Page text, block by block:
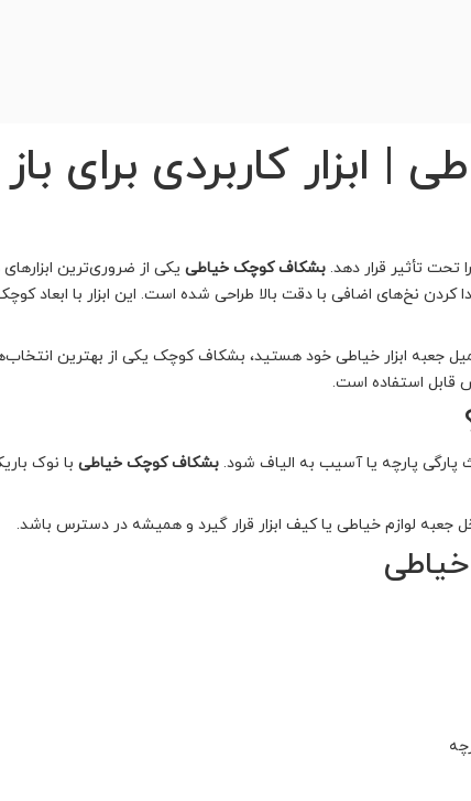
ابزار کاربردی برای
تحت تأثیر قرار دهد. بشکاف کوچک خیاطییکی از ضروری‌ترین
نخ‌های اضافی با دقت بالا طراحی شده است. این ابزار با ابعاد
تکمیل جعبه ابزار خیاطی خود هستید، بشکاف کوچک یکی از بهترین
قابل استفاده است.
پارگی پارچه یا آسیب به الیاف شود. بشکاف کوچک خیاطیبا نوک
لوازم خیاطی یا کیف ابزار قرار گیرد و همیشه در دسترس باشد.